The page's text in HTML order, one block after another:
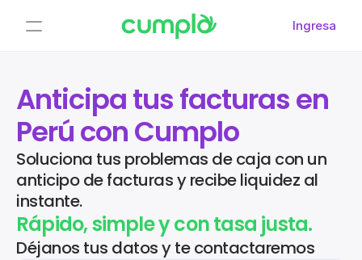
Rápido, simple y con tasa justa.
Déjanos tus datos y te contactaremos
Anticipa tus facturas en
Perú con Cumplo
Soluciona tus problemas de caja con un
anticipo de facturas y recibe liquidez al
instante.
Ingresa
Para empresas
Para corporativos
Por qué financiarte
con nosotros
Oportunidades de
inversión